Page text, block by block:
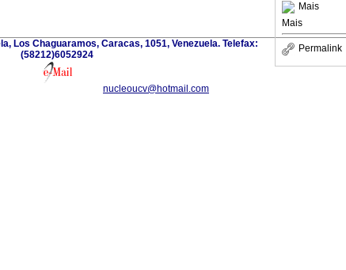
Mais
Mais
Permalink
Los Chaguaramos, Caracas, 1051, Venezuela. Telefax:
(58212)6052924
nucleoucv@hotmail.com